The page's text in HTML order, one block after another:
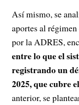
Así mismo, se
aportes al
por la ADRES,
entre lo que el
registrando un
2025, que cubre
anterior, se